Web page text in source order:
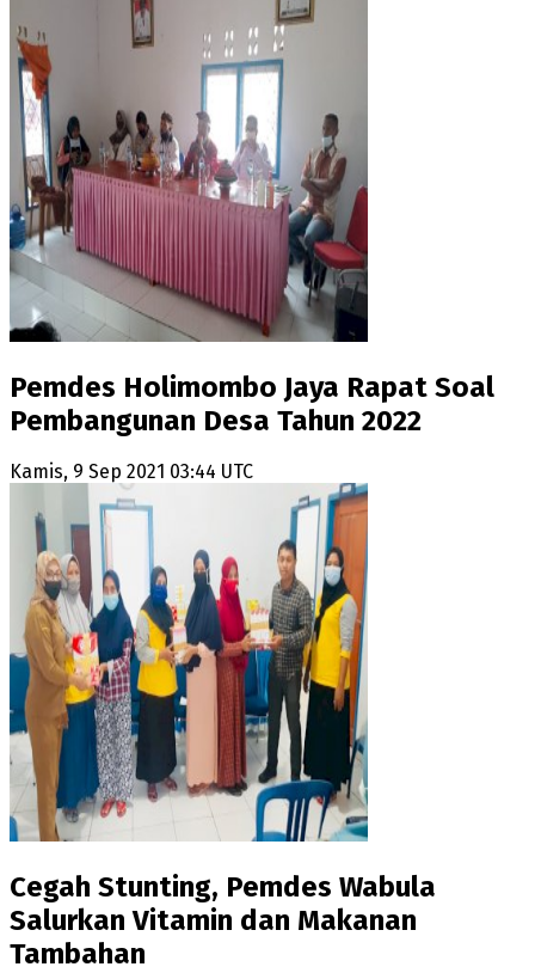
Pemdes Holimombo Jaya Rapat Soal
Pembangunan Desa Tahun 2022
Kamis, 9 Sep 2021 03:44 UTC
Cegah Stunting, Pemdes Wabula
Salurkan Vitamin dan Makanan
Tambahan